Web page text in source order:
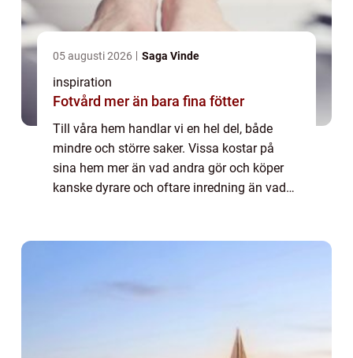
05 augusti 2026 Saga Vinde
inspiration
Fotvård mer än bara fina fötter
Till våra hem handlar vi en hel del, både
mindre och större saker. Vissa kostar på
sina hem mer än vad andra gör och köper
kanske dyrare och oftare inredning än vad